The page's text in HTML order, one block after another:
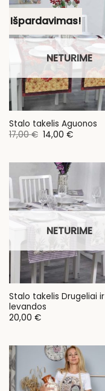
Išpardavimas!
NETURIME
Stalo takelis Aguonos
17,00€ Original
price
14,00 €Current
NETURIME
Stalo takelis Drugeliai ir
levandos
20,00 €